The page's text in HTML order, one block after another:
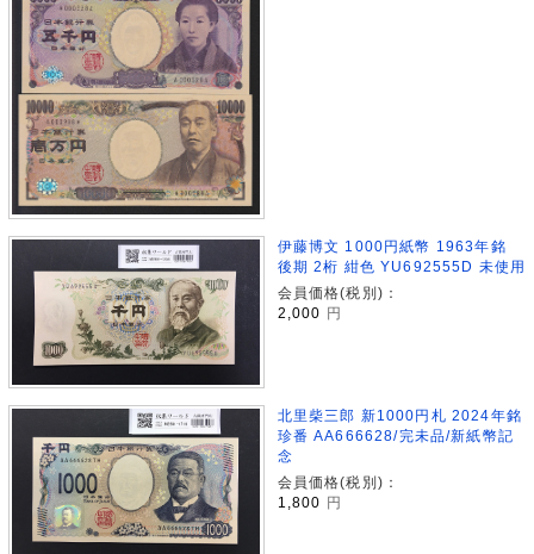
伊藤博文 1000円紙幣 1963年銘
後期 2桁 紺色 YU692555D 未使用
会員価格(税別)：
2,000 円
北里柴三郎 新1000円札 2024年銘
珍番 AA666628/完未品/新紙幣記
念
会員価格(税別)：
1,800 円